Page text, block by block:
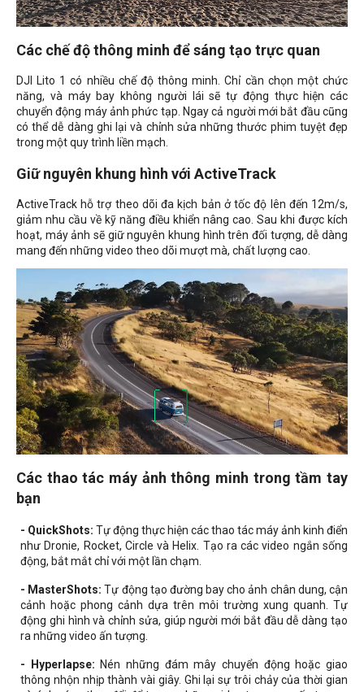
Các chế độ thông minh để sáng tạo trực quan
DJI Lito 1 có nhiều chế độ thông minh. Chỉ cần chọn một chức
năng, và máy bay không người lái sẽ tự động thực hiện các
chuyển động máy ảnh phức tạp. Ngay cả người mới bắt đầu cũng
có thể dễ dàng ghi lại và chỉnh sửa những thước phim tuyệt đẹp
trong một quy trình liền mạch.
Giữ nguyên khung hình với ActiveTrack
ActiveTrack hỗ trợ theo dõi đa kịch bản ở tốc độ lên đến 12m/s,
giảm nhu cầu về kỹ năng điều khiển nâng cao. Sau khi được kích
hoạt, máy ảnh sẽ giữ nguyên khung hình trên đối tượng, dễ dàng
mang đến những video theo dõi mượt mà, chất lượng cao.
Các thao tác máy ảnh thông minh trong tầm tay
bạn
- QuickShots: Tự động thực hiện các thao tác máy ảnh kinh điển
như Dronie, Rocket, Circle và Helix. Tạo ra các video ngắn sống
động, bắt mắt chỉ với một lần chạm.
- MasterShots:Tự động tạo đường bay cho ảnh chân dung, cận
cảnh hoặc phong cảnh dựa trên môi trường xung quanh. Tự
động ghi hình và chỉnh sửa, giúp người mới bắt đầu dễ dàng tạo
ra những video ấn tượng.
- Hyperlapse: Nén những đám mây chuyển động hoặc giao
thông nhộn nhịp thành vài giây. Ghi lại sự trôi chảy của thời gian